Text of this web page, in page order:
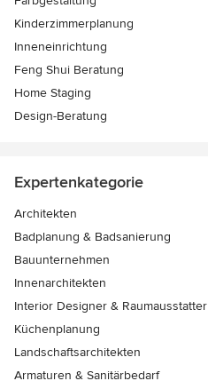
Kinderzimmerplanung
Inneneinrichtung
Feng Shui Beratung
Home Staging
Design-Beratung
Expertenkategorie
Architekten
Badplanung & Badsanierung
Bauunternehmen
Innenarchitekten
Interior Designer & Raumausstatter
Küchenplanung
Landschaftsarchitekten
Armaturen & Sanitärbedarf